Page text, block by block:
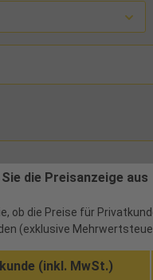
die Preisanzeige aus
ob die Preise für
(exklusive
(inkl. MwSt.)